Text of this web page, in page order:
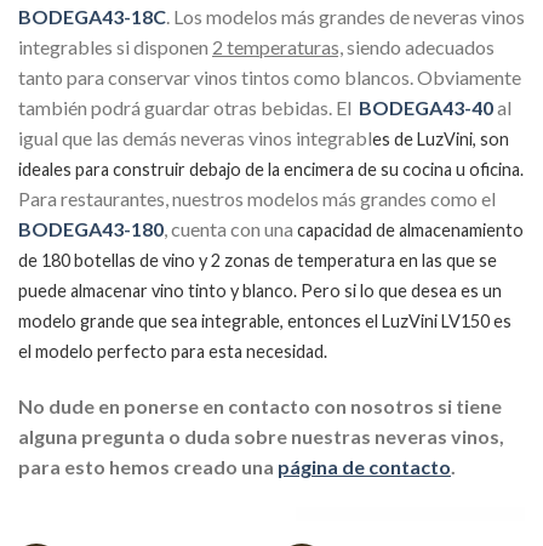
BODEGA43-18C. Los modelos más grandes de neveras vinos
integrables si disponen 2 temperaturas,siendo adecuados
tanto para conservar vinos tintos como blancos. Obviamente
también podrá guardar otras bebidas. El BODEGA43-40al
igual que las demás neveras vinos integrables de LuzVini, son
ideales para construir debajo de la encimera de su cocina u oficina.
Para restaurantes, nuestros modelos más grandes como el
BODEGA43-180, cuenta con una capacidad de almacenamiento
de 180 botellas de vino y 2 zonas de temperatura en las que se
puede almacenar vino tinto y blanco. Pero si lo que desea es un
modelo grande que sea integrable, entonces el LuzVini LV150 es
el modelo perfecto para esta necesidad.
No dude en ponerse en contacto con nosotros si tiene
alguna pregunta o duda sobre nuestras neveras vinos,
para esto hemos creado una página de contacto.